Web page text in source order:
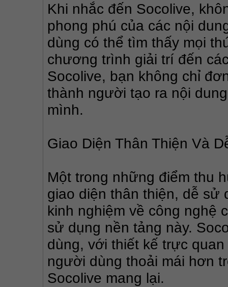
Khi nhắc đến Socolive,
phong phú của các nội
dùng có thể tìm thấy mọi
chương trình giải trí đến
Socolive, bạn không chỉ
thành người tạo ra nội
mình.
Giao Diện Thân Thiện Và
Một trong những điểm thu
giao diện thân thiện, dễ sử
kinh nghiệm về công nghệ
sử dụng nền tảng này.
dùng, với thiết kế trực
người dùng thoải mái hơn
Socolive mang lại.